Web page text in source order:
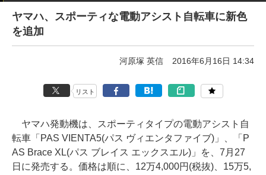
ヤマハ、スポーティな電動アシスト自転車に新色
を追加
河原塚 英信 2016年6月16日 14:34
リスト
ヤマハ発動機は、スポーティタイプの電動アシスト自
転車「PAS VIENTA5(パス ヴィエンタファイブ)」、「P
AS Brace XL(パス ブレイス エックスエル)」を、7月27
日に発売する。価格は順に、12万4,000円(税抜)、15万5,